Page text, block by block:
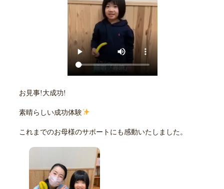
お見事!大成功!
素晴らしい成功体験
これまでのお母様のサポートにも感動いたしました。